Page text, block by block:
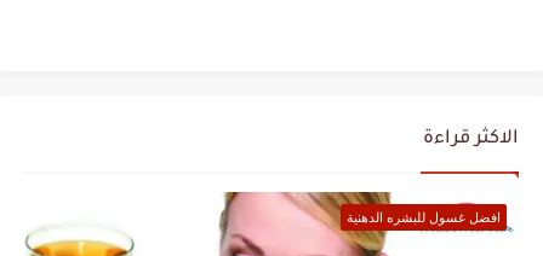
الاكثر قراءة
افضل غسول للبشره الدهنية